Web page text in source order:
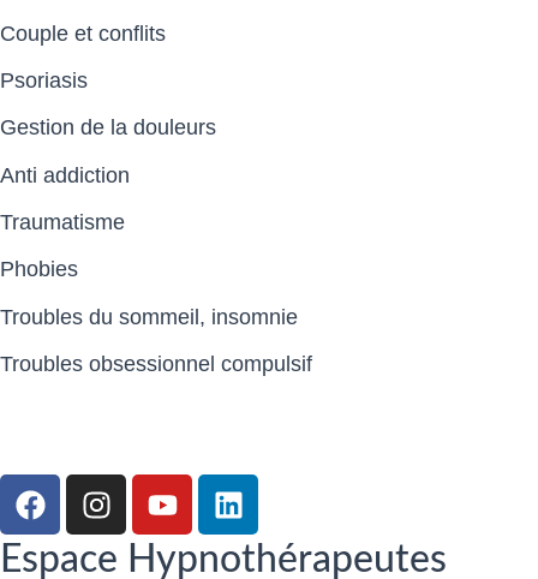
Couple et conflits
Psoriasis
Gestion de la douleurs
Anti addiction
Traumatisme
Phobies
Troubles du sommeil, insomnie
Troubles obsessionnel compulsif
Espace Hypnothérapeutes